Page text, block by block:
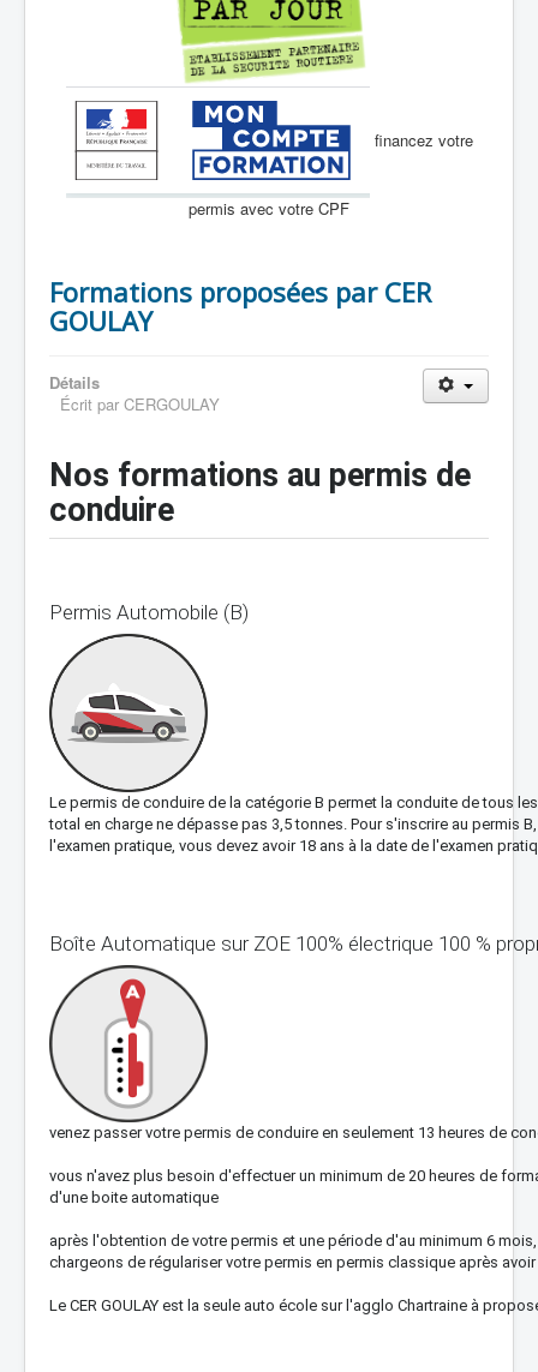
financez votre
permis avec votre CPF
Formations proposées par CER
GOULAY
Détails
Écrit par CERGOULAY
Nos formations au permis de
conduire
Permis Automobile (B)
Le permis de conduire de la catégorie B permet la conduite de tous
total en charge ne dépasse pas 3,5 tonnes. Pour s'inscrire au permis
l'examen pratique, vous devez avoir 18 ans à la date de l'examen
Boîte Automatique sur ZOE 100% électrique 100 %
venez passer votre permis de conduire en seulement 13 heures de
vous n'avez plus besoin d'effectuer un minimum de 20 heures de
d'une boite automatique
après l'obtention de votre permis et une période d'au minimum 6
chargeons de régulariser votre permis en permis classique après
Le CER GOULAY est la seule auto école sur l'agglo Chartraine à